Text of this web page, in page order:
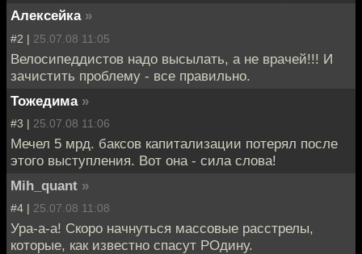
Алексейка »
#2 | 25.07.08 11:05
Велосипеддистов надо высылать, а не врачей!!! И
зачистить проблему - все правильно.
Тожедима »
#3 | 25.07.08 11:06
Мечел 5 мрд. баксов капитализации потерял после
этого выступления. Вот она - сила слова!
Mih_quant »
#4 | 25.07.08 11:08
Ура-а-а! Скоро начнуться массовые расстрелы,
которые, как известно спасут РОдину.